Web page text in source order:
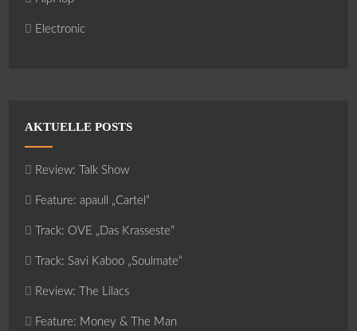
Electronic
AKTUELLE POSTS
Review: Talk Show
Feature: apaull „Cartel“
Track: OVE „Das Krasseste“
Track: Savi Kaboo „Soulmate“
Review: The Lilacs
Feature: Money & The Man